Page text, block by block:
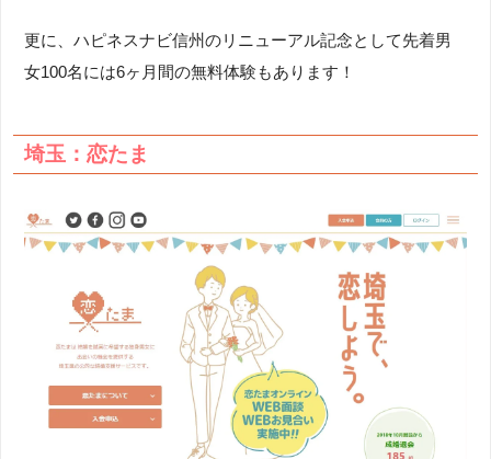
更に、ハピネスナビ信州のリニューアル記念として先着男
女100名には6ヶ月間の無料体験もあります！
埼玉：恋たま